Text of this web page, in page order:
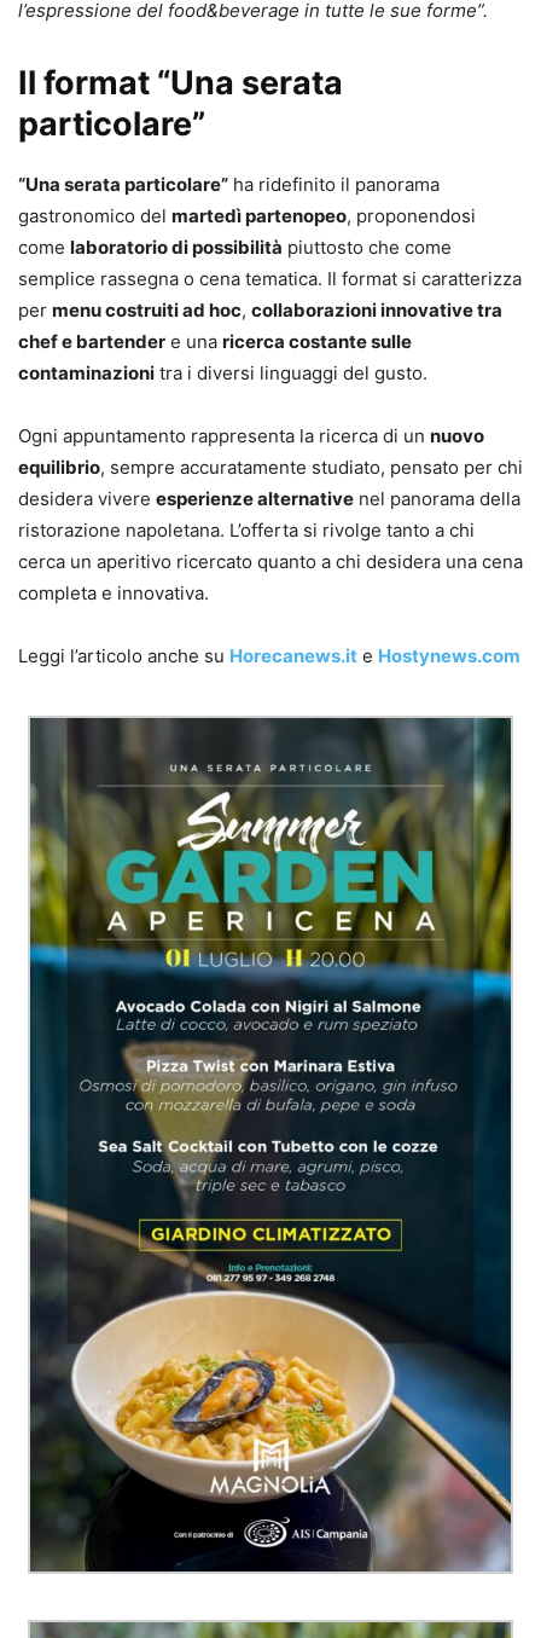
l’espressione del food&beverage in tutte le sue forme”.
Il format “Una serata
particolare”
“Una serata particolare” ha ridefinito il panorama
gastronomico del martedì partenopeo, proponendosi
come laboratorio di possibilità piuttosto che come
semplice rassegna o cena tematica. Il format si caratterizza
per menu costruiti ad hoc, collaborazioni innovative tra
chef e bartender e una ricerca costante sulle
contaminazioni tra i diversi linguaggi del gusto.
Ogni appuntamento rappresenta la ricerca di un nuovo
equilibrio, sempre accuratamente studiato, pensato per chi
desidera vivere esperienze alternative nel panorama della
ristorazione napoletana. L’offerta si rivolge tanto a chi
cerca un aperitivo ricercato quanto a chi desidera una cena
completa e innovativa.
Leggi l’articolo anche su Horecanews.it e Hostynews.com